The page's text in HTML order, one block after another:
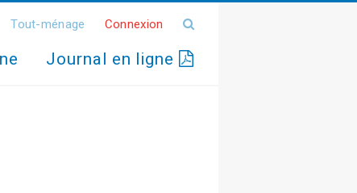
Tout-ménage Connexion
Journal en ligne